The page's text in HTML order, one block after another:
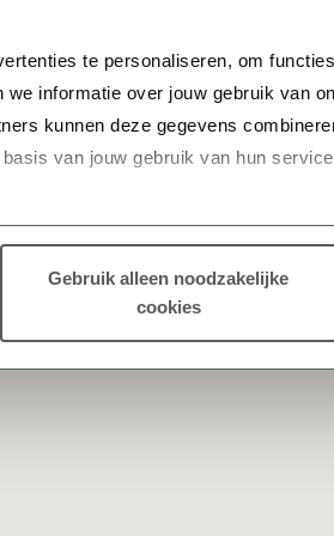
te personaliseren, om
informatie over jouw gebruik van
kunnen deze gegevens
van jouw gebruik van hun
Gebruik alleen noodzakelijke
cookies